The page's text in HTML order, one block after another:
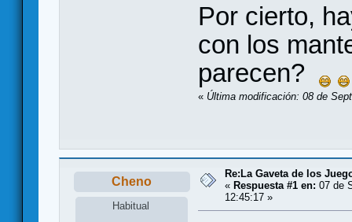
Por cierto,
con los
parecen?
« Última modificación: 08 de
Cheno
Habitual
Re:La Gaveta de los
« Respuesta #1 en: 07 de
12:45:17 »